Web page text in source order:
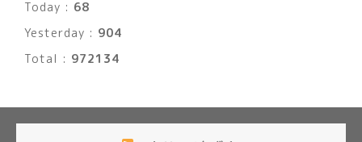
Today : 68
Yesterday : 904
Total : 972134